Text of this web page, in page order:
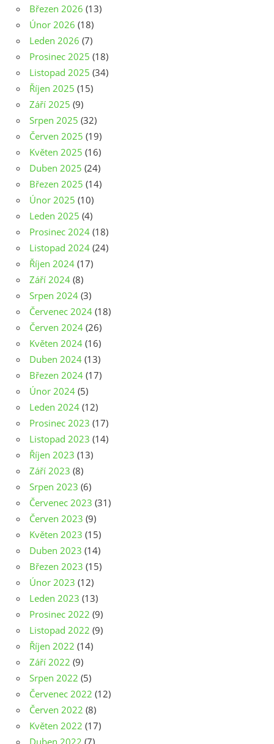
Březen 2026 (13)
Únor 2026 (18)
Leden 2026 (7)
Prosinec 2025 (18)
Listopad 2025 (34)
Říjen 2025 (15)
Září 2025 (9)
Srpen 2025 (32)
Červen 2025 (19)
Květen 2025 (16)
Duben 2025 (24)
Březen 2025 (14)
Únor 2025 (10)
Leden 2025 (4)
Prosinec 2024 (18)
Listopad 2024 (24)
Říjen 2024 (17)
Září 2024 (8)
Srpen 2024 (3)
Červenec 2024 (18)
Červen 2024 (26)
Květen 2024 (16)
Duben 2024 (13)
Březen 2024 (17)
Únor 2024 (5)
Leden 2024 (12)
Prosinec 2023 (17)
Listopad 2023 (14)
Říjen 2023 (13)
Září 2023 (8)
Srpen 2023 (6)
Červenec 2023 (31)
Červen 2023 (9)
Květen 2023 (15)
Duben 2023 (14)
Březen 2023 (15)
Únor 2023 (12)
Leden 2023 (13)
Prosinec 2022 (9)
Listopad 2022 (9)
Říjen 2022 (14)
Září 2022 (9)
Srpen 2022 (5)
Červenec 2022 (12)
Červen 2022 (8)
Květen 2022 (17)